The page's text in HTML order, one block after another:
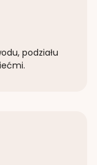
podziału